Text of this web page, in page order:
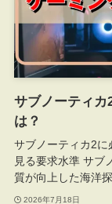
サブノーティカ
は？
サブノーティカ2に
見る要求水準 サブ
質が向上した海洋
2026年7月18日